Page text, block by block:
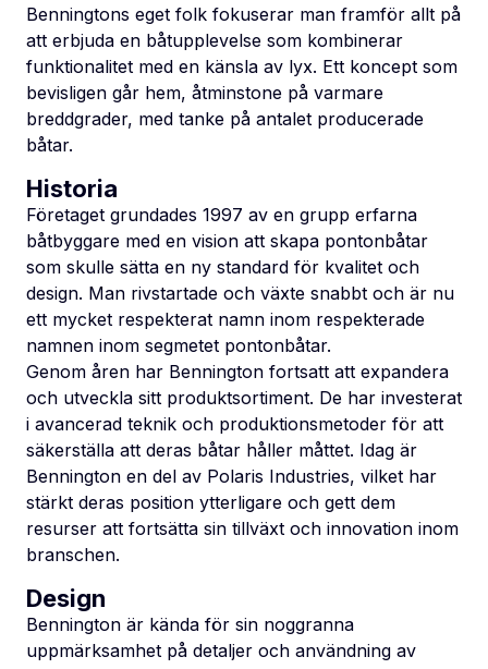
Benningtons eget folk fokuserar man framför allt på
att erbjuda en båtupplevelse som kombinerar
funktionalitet med en känsla av lyx. Ett koncept som
bevisligen går hem, åtminstone på varmare
breddgrader, med tanke på antalet producerade
båtar.
Historia
Företaget grundades 1997 av en grupp erfarna
båtbyggare med en vision att skapa pontonbåtar
som skulle sätta en ny standard för kvalitet och
design. Man rivstartade och växte snabbt och är nu
ett mycket respekterat namn inom respekterade
namnen inom segmetet pontonbåtar.
Genom åren har Bennington fortsatt att expandera
och utveckla sitt produktsortiment. De har investerat
i avancerad teknik och produktionsmetoder för att
säkerställa att deras båtar håller måttet. Idag är
Bennington en del av Polaris Industries, vilket har
stärkt deras position ytterligare och gett dem
resurser att fortsätta sin tillväxt och innovation inom
branschen.
Design
Bennington är kända för sin noggranna
uppmärksamhet på detaljer och användning av